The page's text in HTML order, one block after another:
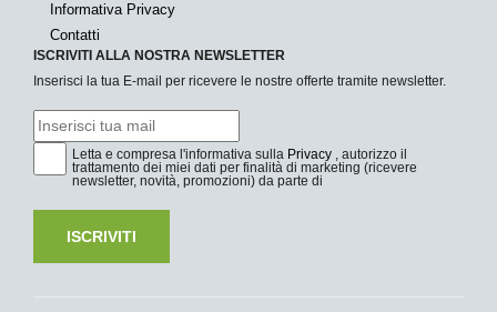
Informativa Privacy
Contatti
ISCRIVITI ALLA NOSTRA NEWSLETTER
Inserisci la tua E-mail per ricevere le nostre offerte tramite newsletter.
Letta e compresa l'informativa sulla Privacy , autorizzo il
trattamento dei miei dati per finalità di marketing (ricevere
newsletter, novità, promozioni) da parte di
ISCRIVITI